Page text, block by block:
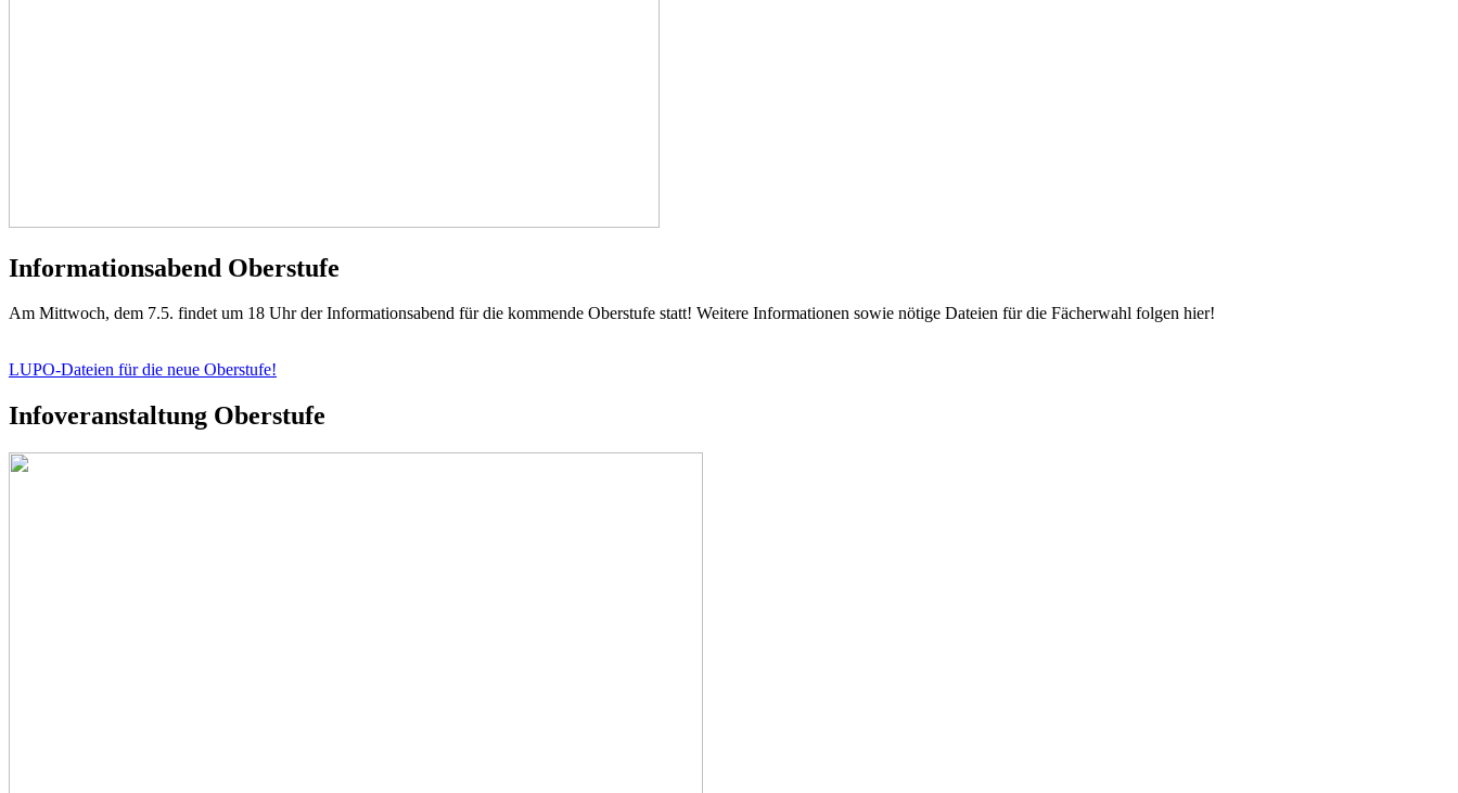
Informationsabend Oberstufe
Am Mittwoch, dem 7.5. findet um 18 Uhr der Informationsabend für die kommende Oberstufe statt! Weitere Informationen sowie nötige Dateien für die Fächerwahl folgen hier!
LUPO-Dateien für die neue Oberstufe!
Infoveranstaltung Oberstufe